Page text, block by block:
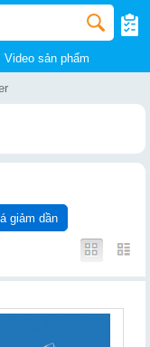
Video sản phẩm
giảm dần